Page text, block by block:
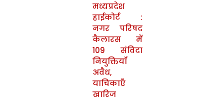
मध्यप्रदेश
हाईकोर्ट :
नगर परिषद
कैलारस में
109 संविदा
नियुक्तियाँ
अवैध,
याचिकाएँ
खारिज